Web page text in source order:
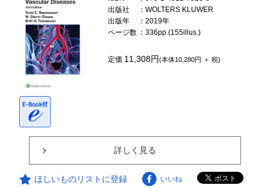
出版社
：WOLTERS KLUWER
出版年
：2019年
ページ数 ：336pp.(155illus.)
定価 11,308円(本体10,280円 ＋ 税)
詳しく見る
ほしいものリストに登録 いいね